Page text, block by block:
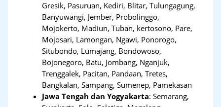
Gresik, Pasuruan, Kediri, Blitar, Tulungagung,
Banyuwangi, Jember, Probolinggo,
Mojokerto, Madiun, Tuban, kertosono, Pare,
Mojosari, Lamongan, Ngawi, Ponorogo,
Situbondo, Lumajang, Bondowoso,
Bojonegoro, Batu, Jombang, Nganjuk,
Trenggalek, Pacitan, Pandaan, Tretes,
Bangkalan, Sampang, Sumenep, Pamekasan
Jawa Tengah dan Yogyakarta:Semarang,